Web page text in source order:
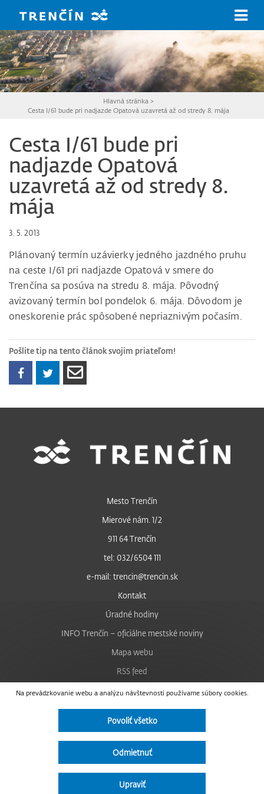
Hlavná stránka >
Cesta I/61 bude pri nadjazde Opatová uzavretá až od stredy 8. mája
Cesta I/61 bude pri
nadjazde Opatová
uzavretá až od stredy 8.
mája
3. 5. 2013
Plánovaný termín uzávierky jedného jazdného pruhu
na ceste I/61 pri nadjazde Opatová v smere do
Trenčína sa posúva na stredu 8. mája. Pôvodný
avizovaný termín bol pondelok 6. mája. Dôvodom je
oneskorenie prác spôsobené nepriaznivým počasím.
Pošlite tip na tento článok svojim priateľom!
Na prevádzkovanie webu a analýzu návštevnosti používame súbory cookies.
Povoliť všetko
Odmietnuť
Upraviť
Mesto Trenčín
Mierové nám. 1/2
911 64 Trenčín
tel: 032/6504 111
e-mail: trencin@trencin.sk
Kontakt
Úradné hodiny
INFO Trenčín – oficiálne mestské noviny
Mapa webu
RSS feed
Nastavenie cookies
Facebook
Instagram
Vyhlásenie o prístupnosti